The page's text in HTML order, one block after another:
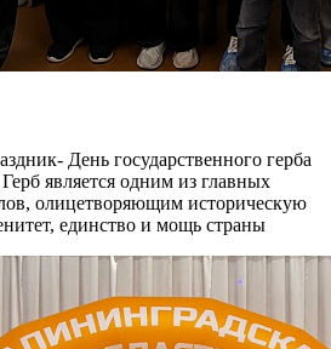
День государственного герба
является одним из главных
олицетворяющим историческую
единство и мощь страны